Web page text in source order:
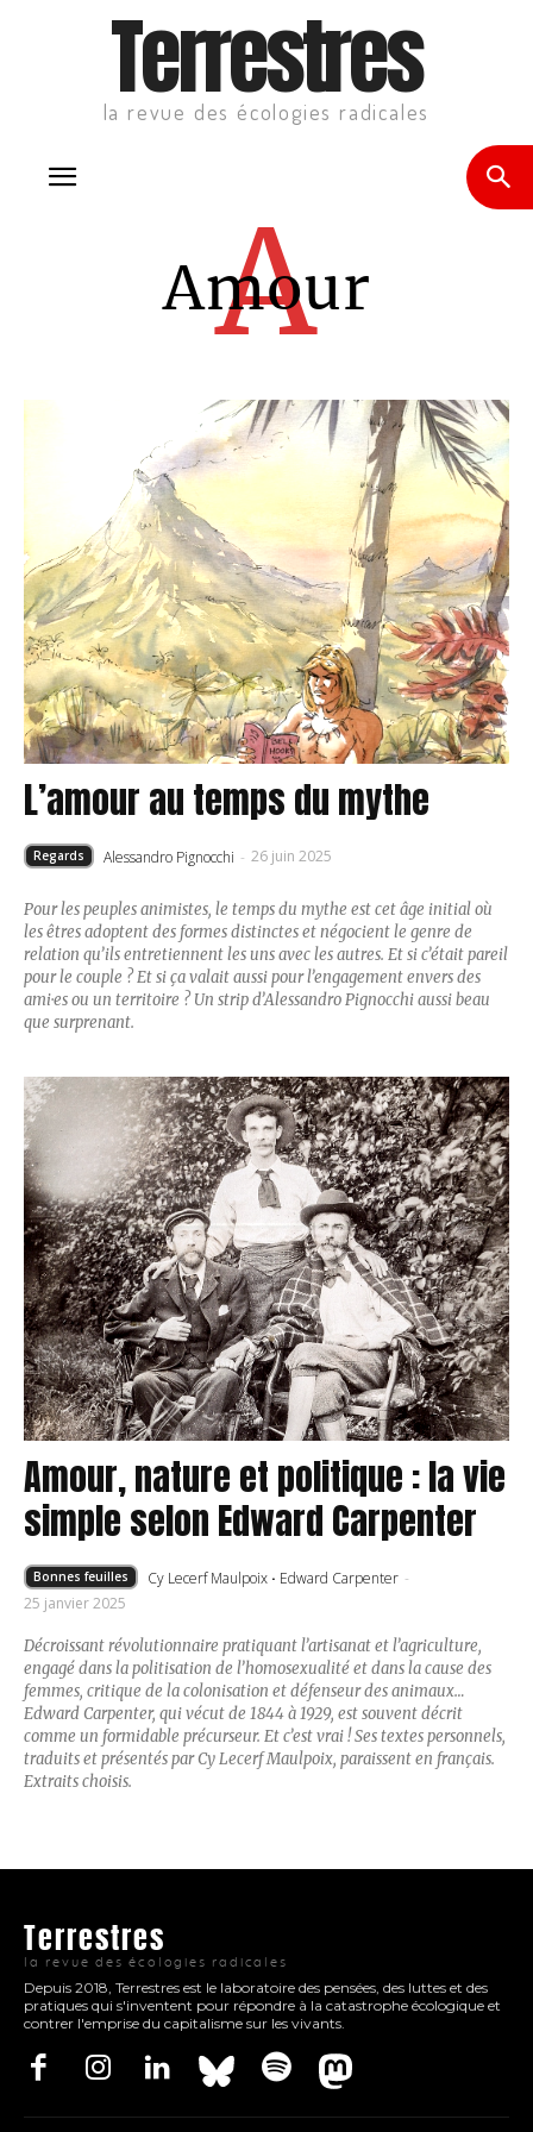
Terrestres
la revue des écologies radicales
Amour
A
L’amour au temps du mythe
Regards Alessandro Pignocchi - 26 juin 2025
Pour les peuples animistes, le temps du mythe est cet âge initial où
les êtres adoptent des formes distinctes et négocient le genre de
relation qu’ils entretiennent les uns avec les autres. Et si c’était pareil
pour le couple ? Et si ça valait aussi pour l’engagement envers des
ami·es ou un territoire ? Un strip d’Alessandro Pignocchi aussi beau
que surprenant.
Amour, nature et politique : la vie
simple selon Edward Carpenter
Bonnes feuilles Cy Lecerf Maulpoix · Edward Carpenter -
25 janvier 2025
Décroissant révolutionnaire pratiquant l’artisanat et l’agriculture,
engagé dans la politisation de l’homosexualité et dans la cause des
femmes, critique de la colonisation et défenseur des animaux…
Edward Carpenter, qui vécut de 1844 à 1929, est souvent décrit
comme un formidable précurseur. Et c’est vrai ! Ses textes personnels,
traduits et présentés par Cy Lecerf Maulpoix, paraissent en français.
Extraits choisis.
Terrestres
la revue des écologies radicales
Depuis 2018, Terrestres est le laboratoire des pensées, des luttes et des
pratiques qui s'inventent pour répondre à la catastrophe écologique et
contrer l'emprise du capitalisme sur les vivants.